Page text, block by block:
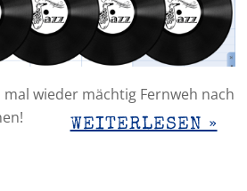
mal wieder mächtig Fernweh nach
WEITERLESEN »